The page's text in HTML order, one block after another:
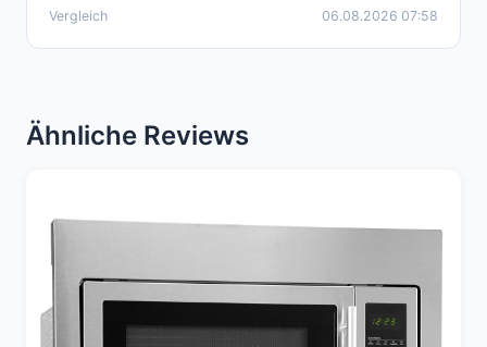
Vergleich 06.08.2026 07:58
Ähnliche Reviews